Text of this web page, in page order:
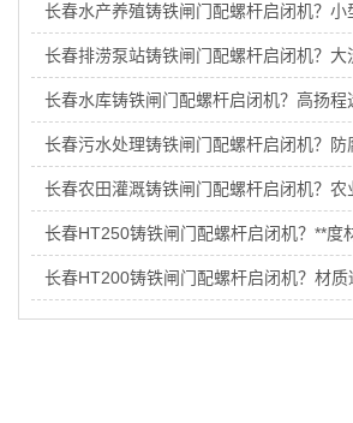
长春水产养殖铸铁闸门配螺杆启闭机？小
长春排涝泵站铸铁闸门配螺杆启闭机？大
长春水库铸铁闸门配螺杆启闭机？高扬程
长春污水处理铸铁闸门配螺杆启闭机？防
长春农田灌溉铸铁闸门配螺杆启闭机？农
长春HT250铸铁闸门配螺杆启闭机？**度
长春HT200铸铁闸门配螺杆启闭机？材质